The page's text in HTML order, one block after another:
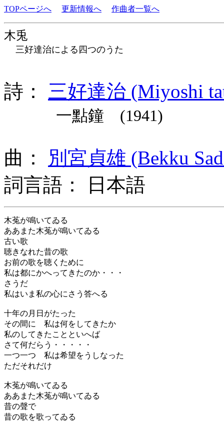
TOPページへ 更新情報へ 作曲者一覧へ
木兎
三好達治による四つのうた
詩： 三好達治 (Miyoshi
一點鐘 (1941)
曲： 別宮貞雄 (Bekku
詞言語： 日本語
木菟が鳴いてゐる
ああまた木菟が鳴いてゐる
古い歌
聴きなれた昔の歌
お前の歌を聴くために
私は都にかへってきたのか・・・
さうだ
私はいま私の心にさう答へる
十年の月日がたった
その間に 私は何をしてきたか
私のしてきたことといへば
さて何だらう・・・・・
一つ一つ 私は希望をうしなった
ただそれだけ
木菟が鳴いてゐる
ああまた木菟が鳴いてゐる
昔の聲で
昔の歌を歌ってゐる